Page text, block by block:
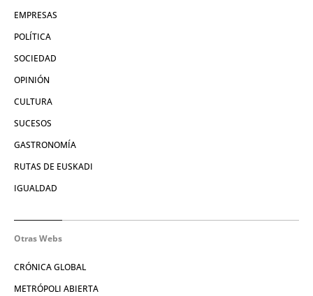
EMPRESAS
POLÍTICA
SOCIEDAD
OPINIÓN
CULTURA
SUCESOS
GASTRONOMÍA
RUTAS DE EUSKADI
IGUALDAD
Otras Webs
CRÓNICA GLOBAL
METRÓPOLI ABIERTA